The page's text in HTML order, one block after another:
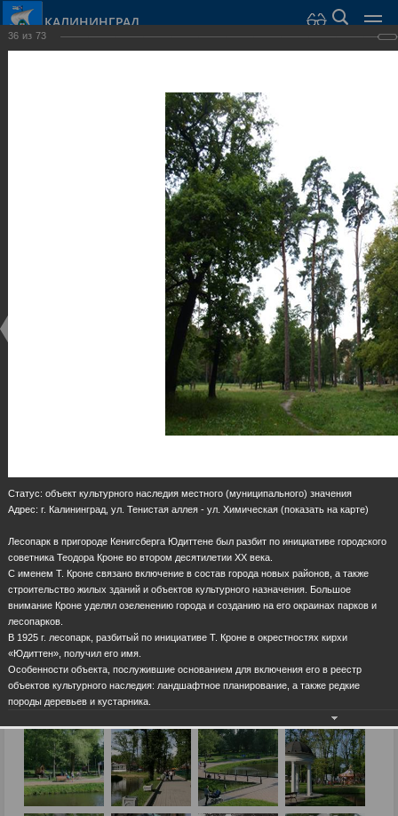
КАЛИНИНГРАД
36 из 73
Статус: объект культурного наследия местного (муниципального) значения
Адрес: г. Калининград, ул. Тенистая аллея - ул. Химическая (показать на карте)
Лесопарк в пригороде Кенигсберга Юдиттене был разбит по инициативе городского
советника Теодора Кроне во втором десятилетии XX века.
С именем Т. Кроне связано включение в состав города новых районов, а также
строительство жилых зданий и объектов культурного назначения. Большое
внимание Кроне уделял озеленению города и созданию на его окраинах парков и
лесопарков.
В 1925 г. лесопарк, разбитый по инициативе Т. Кроне в окрестностях кирхи
«Юдиттен», получил его имя.
Особенности объекта, послужившие основанием для включения его в реестр
объектов культурного наследия: ландшафтное планирование, а также редкие
породы деревьев и кустарника.